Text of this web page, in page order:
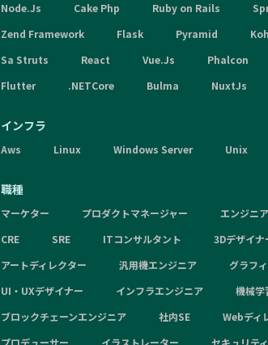
Node.Js Cake Php Ruby on Rails
Zend Framework
Flask Pyramid
Sa Struts
React Vue.Js Phalcon
Flutter
.NETCore Bulma NuxtJs
インフラ
Aws Linux Windows Server Unix
職種
マーケター プロダクトマネージャー エンジニ
CRE
SRE ITコンサルタント 3Dデザイナ
アートディレクター
汎用機エンジニア グラフ
UI・UXデザイナー
インフラエンジニア 機械学
ブロックチェーンエンジニア
社内SE Webディ
プロデューサー
イラストレーター セキュリテ